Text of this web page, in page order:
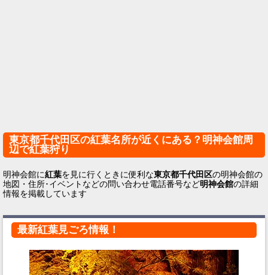
東京都千代田区の紅葉名所が近くにある？明神会館周
辺で紅葉狩り
明神会館に紅葉を見に行くときに便利な東京都千代田区の明神会館の
地図・住所･イベントなどの問い合わせ電話番号など明神会館の詳細
情報を掲載しています
最新紅葉見ごろ情報！